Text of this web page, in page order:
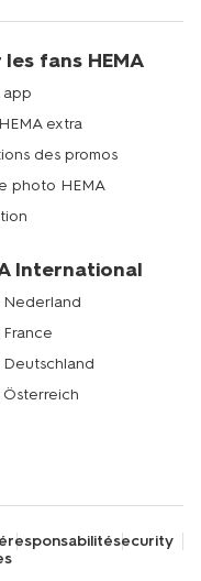
fans HEMA
app
extra
des promos
photo HEMA
International
Nederland
France
Deutschland
Österreich
responsabilitésecurity